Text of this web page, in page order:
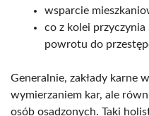
wsparcie
co z kolei przyczynia
powrotu do
Generalnie, zakłady karne
wymierzaniem kar, ale
osób osadzonych. Taki